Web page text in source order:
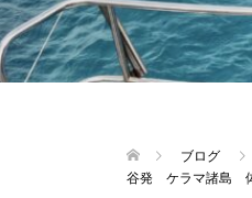
ブログ
谷発 ケラマ諸島 体